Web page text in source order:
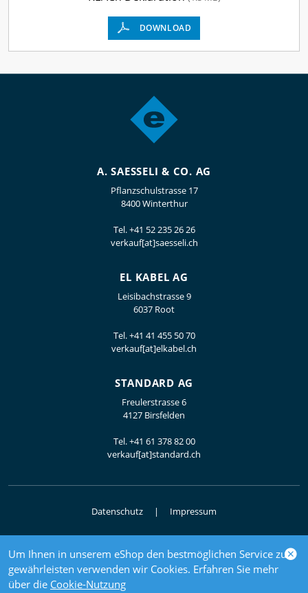
Um Ihnen in unserem eShop den bestmöglichen Service zu
gewährleisten verwenden wir Cookies. Erfahren Sie mehr
über die Cookie-Nutzung
DOWNLOAD
A. SAESSELI & CO. AG
Pflanzschulstrasse 17
8400 Winterthur
Tel.+41 52 235 26 26
verkauf[at]saesseli.ch
EL KABEL AG
Leisibachstrasse 9
6037 Root
Tel.+41 41 455 50 70
verkauf[at]elkabel.ch
STANDARD AG
Freulerstrasse 6
4127 Birsfelden
Tel.+41 61 378 82 00
verkauf[at]standard.ch
Datenschutz Impressum
© 2026 Elektrogrosshandel
powered by polynorm